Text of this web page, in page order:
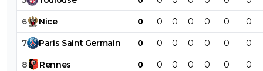
6 Nice 0 0 0 0 0 0 0
7 Paris Saint Germain 0 0 0 0 0 0 0
8 Rennes 0 0 0 0 0 0 0